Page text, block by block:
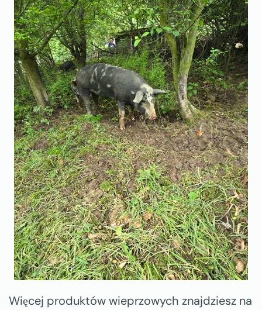
Więcej produktów wieprzowych znajdziesz na